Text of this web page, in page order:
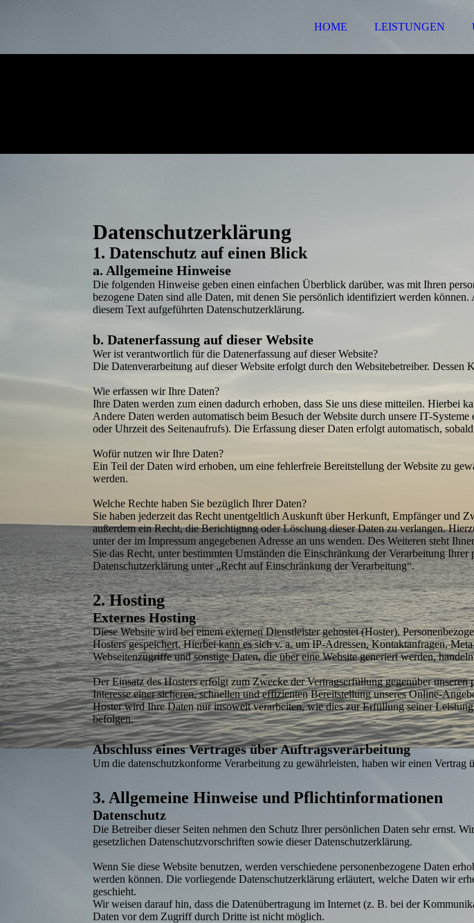
HOME LEISTUNGEN
Daten­­schutz­­erklärung
1. Datenschutz auf einen Blick
a. Allgemeine Hinweise
Die folgenden Hinweise geben einen einfachen Überblick darüber, was mit Ihren
bezogene Daten sind alle Daten, mit denen Sie persönlich identifiziert werden
diesem Text aufgeführten Datenschutz­erklärung.
b. Datenerfassung auf dieser Website
Wer ist verantwort­lich für die Datenerfassung auf dieser Website?
Die Daten­verarbeitung auf dieser Website erfolgt durch den Website­betreiber. Dessen
Wie erfassen wir Ihre Daten?
Ihre Daten werden zum einen dadurch erhoben, dass Sie uns diese mitteilen. Hierbei
Andere Daten werden automatisch beim Besuch der Website durch unsere IT-
oder Uhrzeit des Seitenaufrufs). Die Erfassung dieser Daten erfolgt auto­matisch,
Wofür nutzen wir Ihre Daten?
Ein Teil der Daten wird erhoben, um eine fehlerfreie Bereit­stellung der Website zu
werden.
Welche Rechte haben Sie bezüglich Ihrer Daten?
Sie haben jederzeit das Recht unentgeltlich Auskunft über Herkunft, Empfänger und
außerdem ein Recht, die Berichtigung oder Löschung dieser Daten zu verlangen.
unter der im Impressum angegebenen Adresse an uns wenden. Des Weiteren steht
Sie das Recht, unter bestimmten Umständen die Einschränkung der Verarbeitung
Datenschutz­erklärung unter „Recht auf Einschränkung der Verarbeitung“.
2. Hosting
Externes Hosting
Diese Website wird bei einem externen Dienst­leister gehostet (Hoster).
Hosters gespeichert. Hierbei kann es sich v. a. um IP-Adressen, Kontakt­anfragen,
Webseitenzugriffe und sonstige Daten, die über eine Website generiert werden,
Der Einsatz des Hosters erfolgt zum Zwecke der Vertrags­erfüllung gegenüber
Interesse einer sicheren, schnellen und effizienten Bereit­stellung unseres Online-
Hoster wird Ihre Daten nur insoweit verarbeiten, wie dies zur Erfüllung seiner
befolgen.
Abschluss eines Vertrages über Auftrags­verarbeitung
Um die datenschutz­konforme Verarbeitung zu gewähr­leisten, haben wir einen Vertrag
3. Allgemeine Hinweise und Pflicht­informationen
Datenschutz
Die Betreiber dieser Seiten nehmen den Schutz Ihrer persönlichen Daten sehr ernst.
gesetzlichen Datenschutz­vorschriften sowie dieser Datenschutz­erklärung.
Wenn Sie diese Website benutzen, werden verschiedene personen­bezogene Daten
werden können. Die vorliegende Datenschutz­erklärung erläutert, welche Daten wir
geschieht.
Wir weisen darauf hin, dass die Daten­über­tragung im Internet (z. B. bei der
Daten vor dem Zugriff durch Dritte ist nicht möglich.